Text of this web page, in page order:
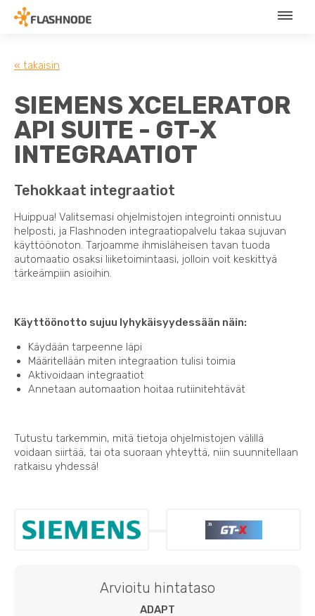
« takaisin
SIEMENS XCELERATOR
API SUITE - GT-X
INTEGRAATIOT
Tehokkaat integraatiot
Huippua! Valitsemasi ohjelmistojen integrointi onnistuu
helposti, ja Flashnoden integraatiopalvelu takaa sujuvan
käyttöönoton. Tarjoamme ihmisläheisen tavan tuoda
automaatio osaksi liiketoimintaasi, jolloin voit keskittyä
tärkeämpiin asioihin.
Käyttöönotto sujuu lyhykäisyydessään näin:
Käydään tarpeenne läpi
Määritellään miten integraation tulisi toimia
Aktivoidaan integraatiot
Annetaan automaation hoitaa rutiinitehtävät
Tutustu tarkemmin, mitä tietoja ohjelmistojen välillä
voidaan siirtää, tai ota suoraan yhteyttä, niin suunnitellaan
ratkaisu yhdessä!
Arvioitu hintataso
ADAPT